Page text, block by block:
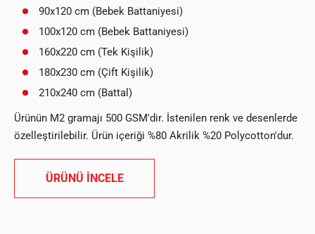
90x120 cm (Bebek Battaniyesi)
100x120 cm (Bebek Battaniyesi)
160x220 cm (Tek Kişilik)
180x230 cm (Çift Kişilik)
210x240 cm (Battal)
Ürünün M2 gramajı 500 GSM'dir. İstenilen renk ve desenlerde
özelleştirilebilir. Ürün içeriği %80 Akrilik %20 Polycotton'dur.
ÜRÜNÜ İNCELE